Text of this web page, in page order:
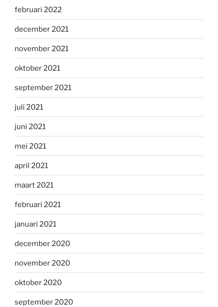
februari 2022
december 2021
november 2021
oktober 2021
september 2021
juli 2021
juni 2021
mei 2021
april 2021
maart 2021
februari 2021
januari 2021
december 2020
november 2020
oktober 2020
september 2020